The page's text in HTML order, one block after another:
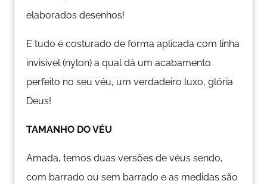
elaborados desenhos!
E tudo é costurado de forma aplicada com linha
invisível (nylon) a qual dá um acabamento
perfeito no seu véu, um verdadeiro luxo, glória
Deus!
TAMANHO DO VÉU
Amada, temos duas versões de véus sendo,
com barrado ou sem barrado e as medidas são